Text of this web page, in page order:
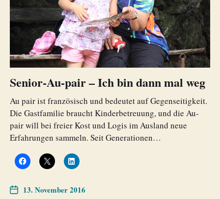
Senior-Au-pair – Ich bin dann mal weg
Au pair ist französisch und bedeutet auf Gegenseitigkeit.
Die Gastfamilie braucht Kinderbetreuung, und die Au-
pair will bei freier Kost und Logis im Ausland neue
Erfahrungen sammeln. Seit Generationen…
13. November 2016